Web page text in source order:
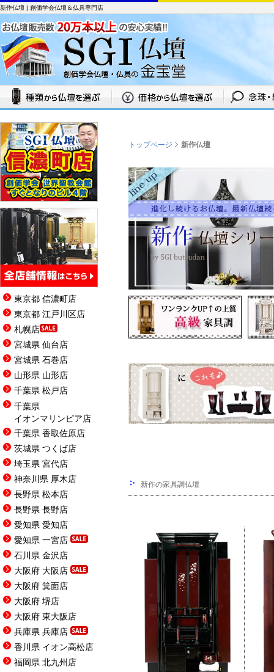
新作仏壇 | 創価学会仏壇＆仏具専門店
東京都 信濃町店
東京都 江戸川区店
札幌店
宮城県 仙台店
宮城県 石巻店
山形県 山形店
千葉県 松戸店
千葉県
イオンマリンピア店
千葉県 香取佐原店
茨城県 つくば店
埼玉県 宮代店
神奈川県 厚木店
長野県 松本店
長野県 長野店
愛知県 愛知店
愛知県 一宮店
石川県 金沢店
大阪府 大阪店
大阪府 箕面店
大阪府 堺店
大阪府 東大阪店
兵庫県 兵庫店
香川県 イオン高松店
福岡県 北九州店
トップページ 新作仏壇
新作の家具調仏壇